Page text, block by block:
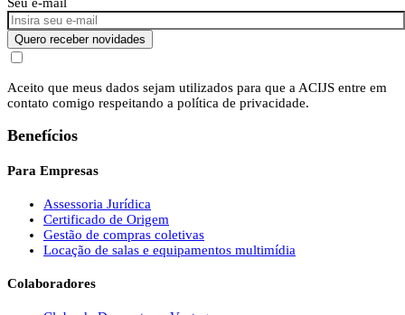
Quero receber novidades
Aceito que meus dados sejam utilizados para que a ACIJS entre em
contato comigo respeitando a política de privacidade.
Benefícios
Para Empresas
Assessoria Jurídica
Certificado de Origem
Gestão de compras coletivas
Locação de salas e equipamentos multimídia
Colaboradores